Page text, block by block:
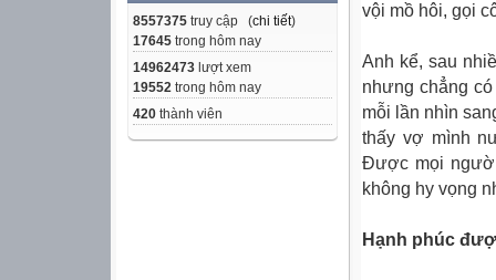
8557375 truy cập (chi tiết)
17645 trong hôm nay
14962473 lượt xem
19552 trong hôm nay
420 thành viên
vội mồ hôi, gọi
Anh kể, sau
nhưng chẳng
mỗi lần nhìn
thấy vợ mình
Được mọi người
không hy vọng
Hạnh phúc